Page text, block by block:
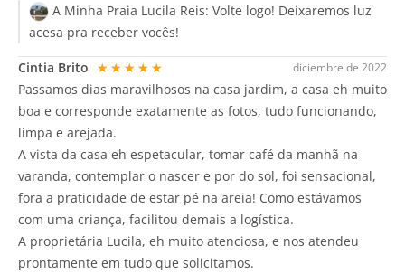
A Minha Praia Lucila Reis: Volte logo! Deixaremos luz
acesa pra receber vocês!
diciembre de 2022
Cintia Brito ★★★★★
Passamos dias maravilhosos na casa jardim, a casa eh muito
boa e corresponde exatamente as fotos, tudo funcionando,
limpa e arejada.
A vista da casa eh espetacular, tomar café da manhã na
varanda, contemplar o nascer e por do sol, foi sensacional,
fora a praticidade de estar pé na areia! Como estávamos
com uma criança, facilitou demais a logística.
A proprietária Lucila, eh muito atenciosa, e nos atendeu
prontamente em tudo que solicitamos.